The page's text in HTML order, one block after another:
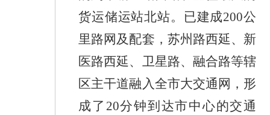
货运储运站北站。已建成200公
里路网及配套，苏州路西延、新
医路西延、卫星路、融合路等辖
区主干道融入全市大交通网，形
成了 20分钟到达市中心的交通